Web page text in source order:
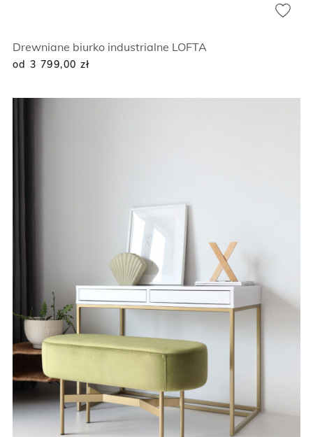
Drewniane biurko industrialne LOFTA
od 3 799,00 zł